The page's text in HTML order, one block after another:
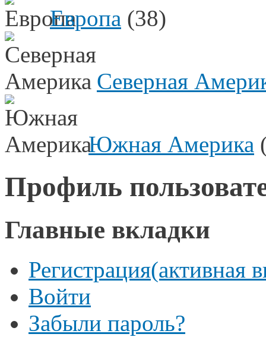
Европа (38)
Северная
Южная Америка
Профиль
Главные вкладки
Регистрация(активная
Войти
Забыли пароль?